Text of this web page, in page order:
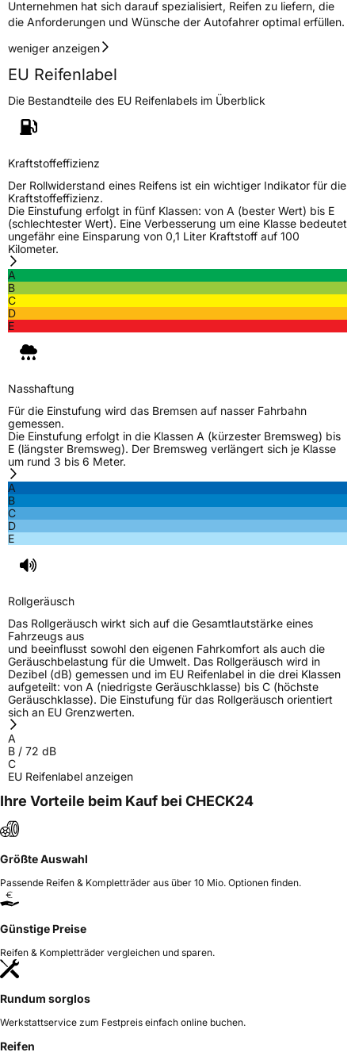
ZustandNeureifen
Verstärkt
NasshaftungC
Rollgeräusch (Klasse)B
Rollgeräusch (dB)
FahrzeugklasseC1
3PMSF / Schneeflockensymbol / Alpine-SymbolNein
Eisgrip
EPREL ID
Allgemeine Produktsicherheit (GPSR)
HerstellerkontaktLinglong Germany GmbH, Bahnhofstraße 8
30159 Hannover Deutschland,
Unternehmen hat sich darauf spezialisiert, Reifen zu liefern, die
die Anforderungen und Wünsche der Autofahrer optimal erfüllen.
weniger anzeigen
EU Reifenlabel
Die Bestandteile des EU Reifenlabels im Überblick
Kraftstoffeffizienz
Der Rollwiderstand eines Reifens ist ein wichtiger Indikator für die
Kraftstoffeffizienz.
Die Einstufung erfolgt in fünf Klassen: von A (bester Wert) bis E
(schlechtester Wert). Eine Verbesserung um eine Klasse bedeutet
ungefähr eine Einsparung von 0,1 Liter Kraftstoff auf 100
Kilometer.
A
B
C
D
E
Nasshaftung
Für die Einstufung wird das Bremsen auf nasser Fahrbahn
gemessen.
Die Einstufung erfolgt in die Klassen A (kürzester Bremsweg) bis
E (längster Bremsweg). Der Bremsweg verlängert sich je Klasse
um rund 3 bis 6 Meter.
A
B
C
D
E
Rollgeräusch
Das Rollgeräusch wirkt sich auf die Gesamtlautstärke eines
Fahrzeugs aus
und beeinflusst sowohl den eigenen Fahrkomfort als auch die
Geräuschbelastung für die Umwelt. Das Rollgeräusch wird in
Dezibel (dB) gemessen und im EU Reifenlabel in die drei Klassen
aufgeteilt: von A (niedrigste Geräuschklasse) bis C (höchste
Geräuschklasse). Die Einstufung für das Rollgeräusch orientiert
sich an EU Grenzwerten.
A
B / 72 dB
C
EU Reifenlabel anzeigen
Ihre Vorteile beim Kauf bei CHECK24
Größte Auswahl
Passende Reifen & Kompletträder aus über 10 Mio. Optionen finden.
Günstige Preise
Reifen & Kompletträder vergleichen und sparen.
Rundum sorglos
Werkstattservice zum Festpreis einfach online buchen.
Reifen